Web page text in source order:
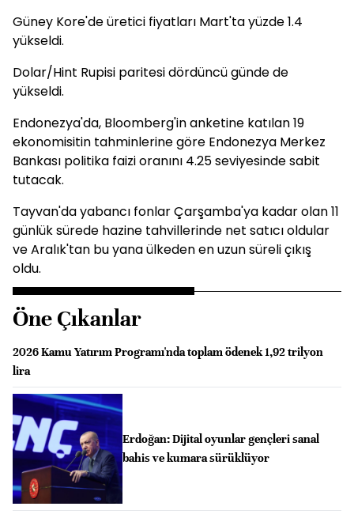
Güney Kore'de üretici fiyatları Mart'ta yüzde 1.4
yükseldi.
Dolar/Hint Rupisi paritesi dördüncü günde de
yükseldi.
Endonezya'da, Bloomberg'in anketine katılan 19
ekonomisitin tahminlerine göre Endonezya Merkez
Bankası politika faizi oranını 4.25 seviyesinde sabit
tutacak.
Tayvan'da yabancı fonlar Çarşamba'ya kadar olan 11
günlük sürede hazine tahvillerinde net satıcı oldular
ve Aralık'tan bu yana ülkeden en uzun süreli çıkış
oldu.
Öne Çıkanlar
2026 Kamu Yatırım Programı'nda toplam ödenek 1,92 trilyon
lira
Erdoğan: Dijital oyunlar gençleri sanal
bahis ve kumara sürüklüyor